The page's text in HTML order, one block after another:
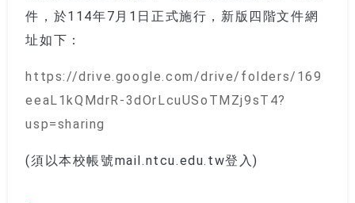
件，於114年7月1日正式施行，新版四階文件網
址如下：
https://drive.google.com/drive/folders/169
eeaL1kQMdrR-3dOrLcuUSoTMZj9sT4?
usp=sharing
(須以本校帳號mail.ntcu.edu.tw登入)